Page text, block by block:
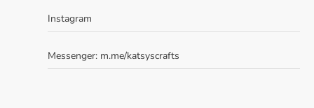
Instagram
Messenger: m.me/katsyscrafts